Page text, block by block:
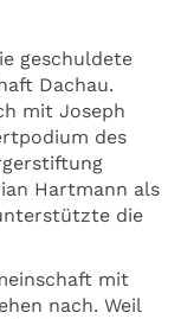
geschuldete
Dachau.
mit Joseph
des
Hartmann als
die
mit
nach. Weil